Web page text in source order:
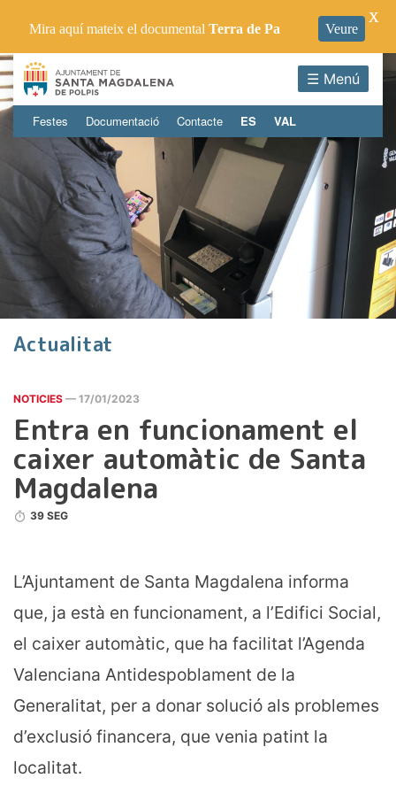
☰ Menú
Festes Documentació Contacte ES VAL
Actualitat
NOTICIES — 17/01/2023
Entra en funcionament el
caixer automàtic de Santa
Magdalena
39 SEG
L’Ajuntament de Santa Magdalena informa
que, ja està en funcionament, a l’Edifici Social,
el caixer automàtic, que ha facilitat l’Agenda
Valenciana Antidespoblament de la
Generalitat, per a donar solució als problemes
d’exclusió financera, que venia patint la
localitat.
Mira aquí mateix el documental Terra de Pa Veure
X